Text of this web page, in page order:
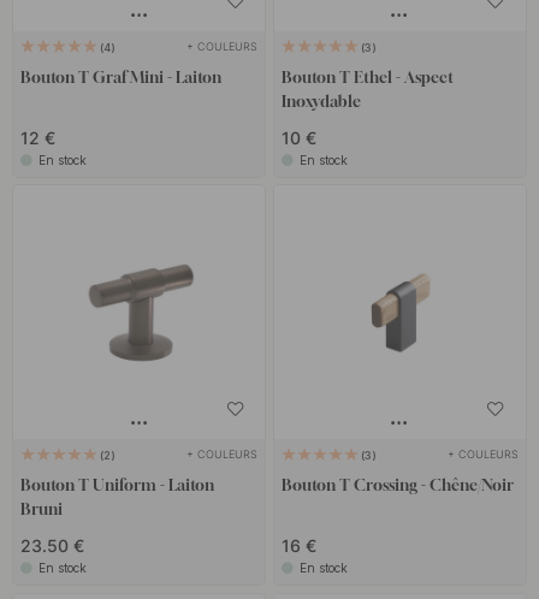
4 + COULEURS
Bouton T Graf Mini - Laiton
12 €
En stock
3
Bouton T Ethel - Aspect
Inoxydable
10 €
En stock
2 + COULEURS
Bouton T Uniform - Laiton
Bruni
23.50 €
En stock
3 + COULEURS
Bouton T Crossing - Chêne/Noir
16 €
En stock